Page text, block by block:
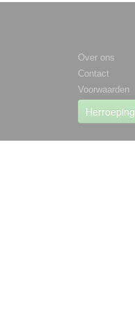
Over ons
Contact
Voorwaarden
Herroeping